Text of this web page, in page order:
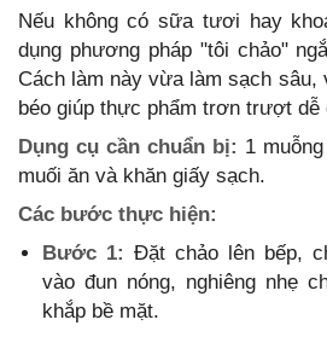
Nếu không có sữa tươi hay
dụng phương pháp "tôi chảo"
Cách làm này vừa làm sạch sâu,
béo giúp thực phẩm trơn trượt dễ
Dụng cụ cần chuẩn bị: 1
muối ăn và khăn giấy sạch.
Các bước thực hiện:
Bước 1: Đặt chảo lên bếp,
vào đun nóng, nghiêng nhẹ
khắp bề mặt.